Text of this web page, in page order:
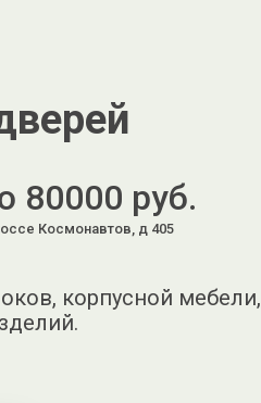
80000 руб.
Космонавтов, д 405
корпусной мебели,